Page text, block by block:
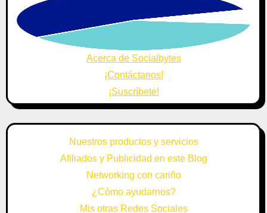
Acerca de Socialbytes
¡Contáctanos!
¡Suscríbete!
Nuestros productos y servicios
Afiliados y Publicidad en este Blog
Networking con cariño
¿Cómo ayudarnos?
Mis otras Redes Sociales